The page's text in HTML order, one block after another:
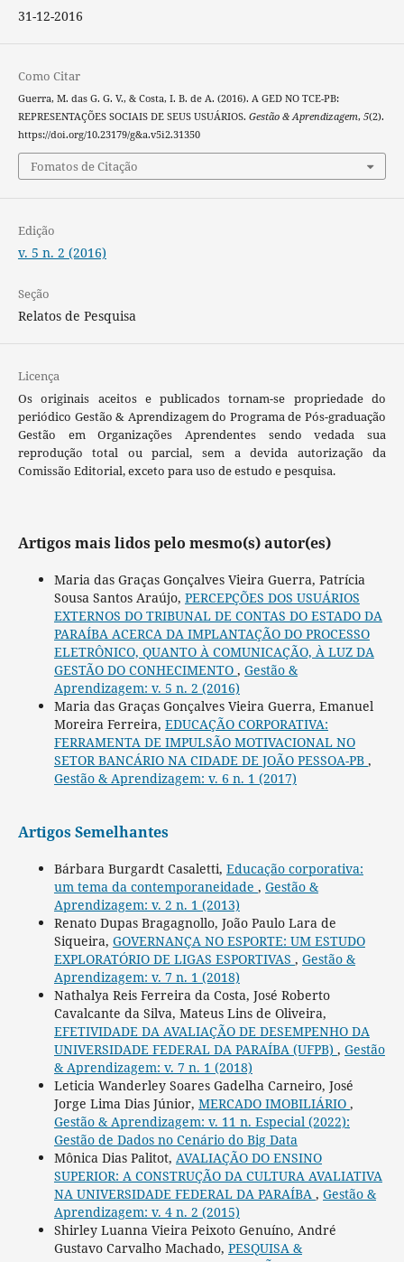
31-12-2016
Como Citar
Guerra, M. das G. G. V., & Costa, I. B. de A. (2016). A GED NO TCE-PB:
REPRESENTAÇÕES SOCIAIS DE SEUS USUÁRIOS. Gestão & Aprendizagem, 5(2).
https://doi.org/10.23179/g&a.v5i2.31350
Fomatos de Citação
Edição
v. 5 n. 2 (2016)
Seção
Relatos de Pesquisa
Licença
Os originais aceitos e publicados tornam-se propriedade do
periódico Gestão & Aprendizagem do Programa de Pós-graduação
Gestão em Organizações Aprendentes sendo vedada sua
reprodução total ou parcial, sem a devida autorização da
Comissão Editorial, exceto para uso de estudo e pesquisa.
Artigos mais lidos pelo mesmo(s) autor(es)
Maria das Graças Gonçalves Vieira Guerra, Patrícia
Sousa Santos Araújo, PERCEPÇÕES DOS USUÁRIOS
EXTERNOS DO TRIBUNAL DE CONTAS DO ESTADO DA
PARAÍBA ACERCA DA IMPLANTAÇÃO DO PROCESSO
ELETRÔNICO, QUANTO À COMUNICAÇÃO, À LUZ DA
GESTÃO DO CONHECIMENTO , Gestão &
Aprendizagem: v. 5 n. 2 (2016)
Maria das Graças Gonçalves Vieira Guerra, Emanuel
Moreira Ferreira, EDUCAÇÃO CORPORATIVA:
FERRAMENTA DE IMPULSÃO MOTIVACIONAL NO
SETOR BANCÁRIO NA CIDADE DE JOÃO PESSOA-PB ,
Gestão & Aprendizagem: v. 6 n. 1 (2017)
Artigos Semelhantes
Bárbara Burgardt Casaletti, Educação corporativa:
um tema da contemporaneidade , Gestão &
Aprendizagem: v. 2 n. 1 (2013)
Renato Dupas Bragagnollo, João Paulo Lara de
Siqueira, GOVERNANÇA NO ESPORTE: UM ESTUDO
EXPLORATÓRIO DE LIGAS ESPORTIVAS , Gestão &
Aprendizagem: v. 7 n. 1 (2018)
Nathalya Reis Ferreira da Costa, José Roberto
Cavalcante da Silva, Mateus Lins de Oliveira,
EFETIVIDADE DA AVALIAÇÃO DE DESEMPENHO DA
UNIVERSIDADE FEDERAL DA PARAÍBA (UFPB) , Gestão
& Aprendizagem: v. 7 n. 1 (2018)
Leticia Wanderley Soares Gadelha Carneiro, José
Jorge Lima Dias Júnior, MERCADO IMOBILIÁRIO ,
Gestão & Aprendizagem: v. 11 n. Especial (2022):
Gestão de Dados no Cenário do Big Data
Mônica Dias Palitot, AVALIAÇÃO DO ENSINO
SUPERIOR: A CONSTRUÇÃO DA CULTURA AVALIATIVA
NA UNIVERSIDADE FEDERAL DA PARAÍBA , Gestão &
Aprendizagem: v. 4 n. 2 (2015)
Shirley Luanna Vieira Peixoto Genuíno, André
Gustavo Carvalho Machado, PESQUISA &